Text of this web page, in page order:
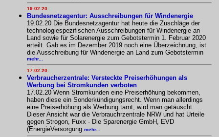
19.02.20:
Bundesnetzagentur: Ausschreibungen für Windenergie
19.02.20 Die Bundesnetzagentur hat heute die Zuschläge der
technologiespezifischen Ausschreibungen für Windenergie an
Land sowie für Solarenergie zum Gebotstermin 1. Februar 2020
erteilt. Gab es im Dezember 2019 noch eine Überzeichnung, ist
die Ausschreibung für Windenergie an Land zum Gebotstermin
mehr...
17.02.20:
Verbraucherzentrale: Versteckte Preiserhöhungen als
Werbung bei Stromkunden verboten
17.02.20 Wenn Stromkunden eine Preiserhöhung bekommen,
haben diese ein Sonderkündigungsrecht. Wenn man allerdings
eine Preiserhöhung als Werbung tarnt, wird man getäuscht.
Dieser Ansicht war die Verbrauchrzentrale NRW und hat Urteile
gegen Strogon, Fuxx - Die Sparenergie GmbH, EVD
(EnergieVersorgung mehr...